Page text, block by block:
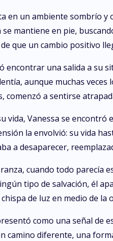
en un ambiente sombrío
mantiene en pie,
que un cambio positivo
una salida a su
aunque muchas
a sentirse
vida, Vanessa se
la envolvió: su vida
a desaparecer,
cuando todo parecía
tipo de salvación, él
de luz en medio de la
como una señal de
camino diferente, una